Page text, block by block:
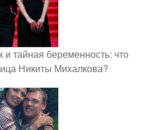
тайная беременность: что
Никиты Михалкова?